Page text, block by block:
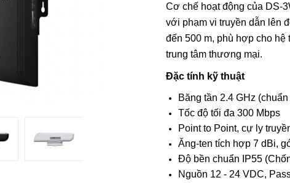
Cơ chế hoạt động của DS-
với phạm vi truyền dẫn lên
đến 500 m, phù hợp cho hệ
trung tâm thương mại.
Đặc tính kỹ thuật
Băng tần 2.4 GHz
Tốc độ tối đa 300 Mbps
Point to Point, cự ly
Ăng-ten tích hợp 7 dBi,
Độ bền chuẩn IP55
Nguồn 12 - 24 VDC,